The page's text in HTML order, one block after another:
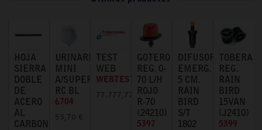
HOJA
SIERRA
DOBLE
DE
ACERO
AL
CARBONO
URINARIO
MINI
A/SUPERIOR
RC BL
6704
53,70 €
TEST
WEB
WEBTEST
77.777,77 €
GOTERO
REG. 0-
70 L/H
ROJO
R-70
(24210)
5397
DIFUSOR
EMERG.
5 CM.
RAIN
BIRD
S/T
1802
TOBERA
REG.
RAIN
BIRD
15VAN
(J2410)
5399